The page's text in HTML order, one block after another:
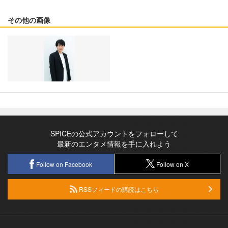
その他の画像
SPICEの公式アカウントをフォローして
最新のエンタメ情報を手に入れよう
Follow on Facebook Follow on X
RSSフィードの購読はこちら